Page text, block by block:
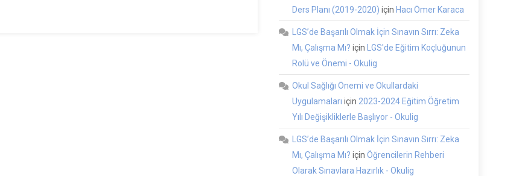
Ders Planı (2019-2020) için Hacı Ömer Karaca
LGS’de Başarılı Olmak İçin Sınavın Sırrı: Zeka
Mı, Çalışma Mı? için
LGS'de Eğitim Koçluğunun
Rolü ve Önemi - Okulig
Okul Sağlığı Önemi ve Okullardaki
Uygulamaları için 2023-2024 Eğitim Öğretim
Yılı Değişikliklerle Başlıyor - Okulig
LGS’de Başarılı Olmak İçin Sınavın Sırrı: Zeka
Mı, Çalışma Mı? içinÖğrencilerin Rehberi
Olarak Sınavlara Hazırlık - Okulig